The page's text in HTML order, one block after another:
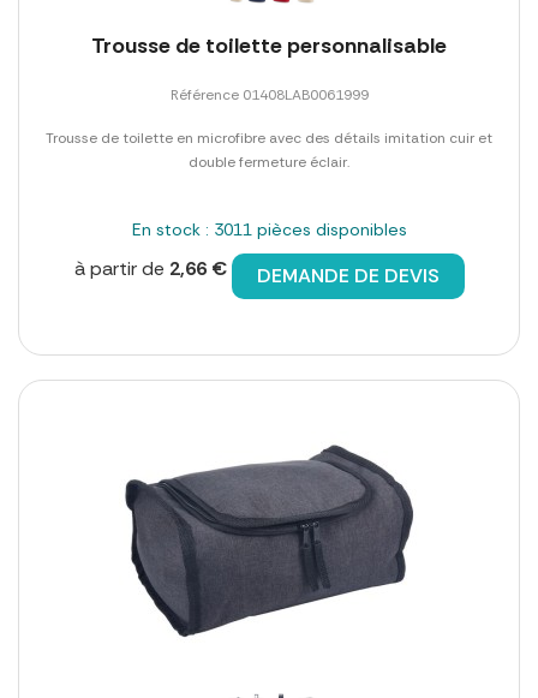
Trousse de toilette personnalisable
Référence 01408LAB0061999
Trousse de toilette en microfibre avec des détails imitation cuir et
double fermeture éclair.
En stock : 3011 pièces disponibles
à partir de 2,66 € DEMANDE DE DEVIS